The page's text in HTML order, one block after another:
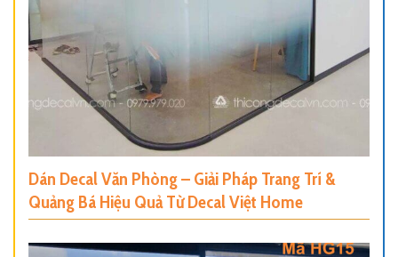
Dán Decal Văn Phòng – Giải Pháp Trang Trí &
Quảng Bá Hiệu Quả Từ Decal Việt Home